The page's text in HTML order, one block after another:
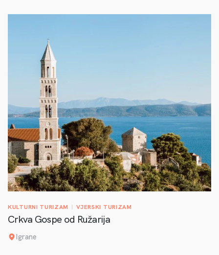
KULTURNI TURIZAM VJERSKI TURIZAM
Crkva Gospe od Ružarija
Igrane